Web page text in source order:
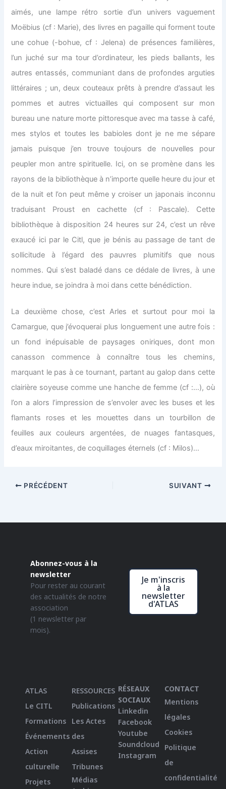
aimés, une lampe rétro sortie d’un univers vaguement
Moëbius (cf : Marie), des livres en pagaille qui forment toute
une cohue (-bohue, cf : Jelena) de présences familières,
l’un juché sur ma tour d’ordinateur, les pieds ballants, les
autres entassés, communiant dans de profondes arguties
littéraires ; un, deux couteaux prêts à prendre d’assaut les
pommes et autres victuailles qui composent sur mon
bureau une nature morte pittoresque avec ma tasse à café,
mes stylos et toutes les babioles dont je ne me sépare
jamais puisque j’en trouve toujours de nouvelles pour
peupler mon antre spirituelle. Ici, on se promène dans les
rayons de la bibliothèque à n’importe quelle heure du jour et
de la nuit et l’on peut même y croiser un japonais inconnu
traduisant Proust en cachette (cf : Pascale). Cette
bibliothèque à disposition 24 heures sur 24, c’est un rêve
exaucé ici par le Citl, que je bénis au passage de tant de
sollicitude à l’égard des pauvres plumitifs que nous
nommes. Qui s’est baladé dans ce dédale de livres, à une
heure indue, se joindra à moi dans cette bénédiction.
La deuxième chose, c’est Arles et surtout pour moi la
Camargue, que j’évoquerai plus longuement une autre fois :
un fond inépuisable de paysages oniriques, dont mon
canasson commence à connaître tous les chemins,
marquant le pas à ce tournant, partant au galop dans cette
clairière soyeuse comme une hanche de femme (cf :…), où
l’on a alors l’impression de s’envoler avec les buses et les
flamants roses et les mouettes dans un tourbillon de
feuilles aux couleurs argentées, de nuages fantasques,
d’eaux miroitantes, de coquillages éternels (cf : Milos)…
PRÉCÉDENT SUIVANT
Abonnez-vous à la
newsletter
Pour rester au courant
des actualités de notre
association
(1 newsletter par
mois).
Je m'inscris
à la
newsletter
d'ATLAS
ATLAS
Le CITL
Formations
Événements
Action
culturelle
Projets
RESSOURCES
Publications
Les Actes
des
Assises
Tribunes
Médias
RÉSEAUX
SOCIAUX
Linkedin
Facebook
Youtube
Soundcloud
Instagram
CONTACT
Mentions
légales
Cookies
Politique
de
confidentialité